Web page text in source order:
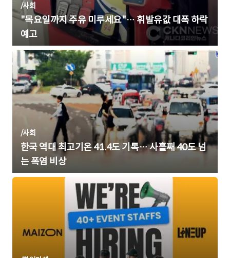
/사회
"목요일까지 주유 미루세요"… 휘발유값 대폭 하락
예고
/사회
한국 역대 최고기온 41.4도 기록… 사흘째 40도 넘
는 폭염 비상